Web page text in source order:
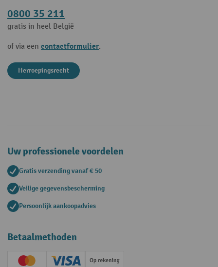
0800 35 211
gratis in heel België
of via een contactformulier.
Herroepingsrecht
Uw professionele voordelen
Gratis verzending vanaf € 50
Veilige gegevensbescherming
Persoonlijk aankoopadvies
Betaalmethoden